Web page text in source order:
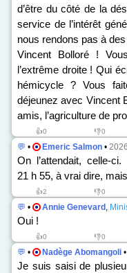
d’être du côté de la
service de l’intérêt
nous rendons pas à
Vincent Bolloré !
l’extrême droite ! Qui
hémicycle ? Vous
déjeunez avec Vincent
amis, l’agriculture de
👍0 👎0
💬 • Emeric Salmon •
On l’attendait, celle-
21 h 55, à vrai dire,
👍2 👎0
💬 • Annie Genevard ,
Oui !
👍0 👎0
💬 • Nadège Abomangoli •
Je suis saisi de